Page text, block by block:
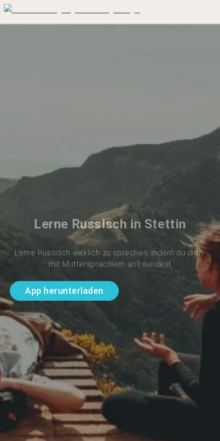
Lerne Russisch in Stettin
Lerne Russisch wirklich zu sprechen, indem du dich
mit Muttersprachlern anfreundest
App herunterladen